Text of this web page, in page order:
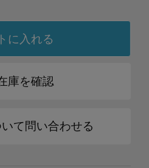
に入れる
庫を確認
て問い合わせる